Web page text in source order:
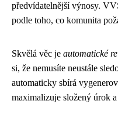
předvídatelnější výnosy.
podle toho, co komunita
Skvělá věc je automatické
si, že nemusíte neustále
automaticky sbírá
maximalizuje složený úrok